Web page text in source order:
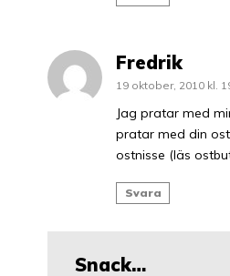
Fredrik
19 oktober, 2010 kl.
Jag pratar med
pratar med din
ostnisse (läs
Svara
Snack…